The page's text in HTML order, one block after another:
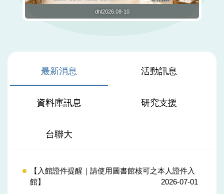
dhl2026.08-10
最新消息 活動訊息
資料庫訊息 研究支援
台聯大
【入館證件提醒｜請使用圖書館核可之本人證件入
館】
2026-07-01